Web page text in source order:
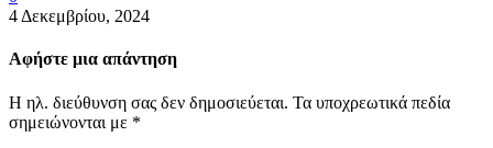
4 Δεκεμβρίου, 2024
Αφήστε μια απάντηση
Η ηλ. διεύθυνση σας δεν δημοσιεύεται. Τα υποχρεωτικά πεδία
σημειώνονται με *